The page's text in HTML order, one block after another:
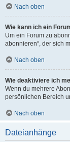
Nach oben
Wie kann ich ein
Um ein Forum zu
abonnieren“, der sich
Nach oben
Wie deaktiviere ich
Wenn du mehrere
persönlichen Bereich
Nach oben
Dateianhänge